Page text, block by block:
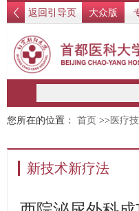
返回引导页 大众版
您所在的位置： 首页 >> 医疗
新技术新疗法